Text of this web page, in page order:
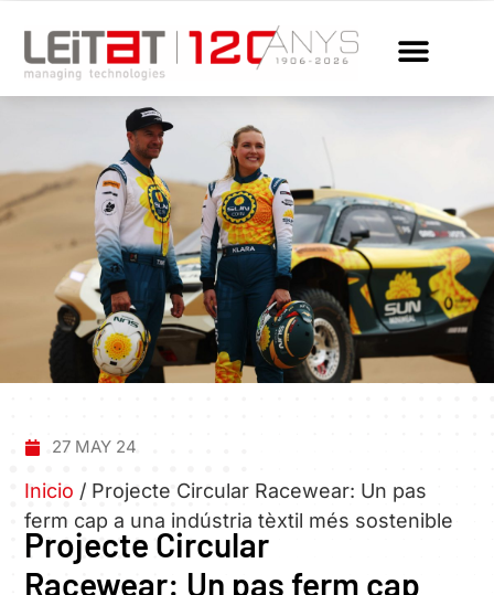
27 MAY 24
Inicio / Projecte Circular Racewear: Un pas
ferm cap a una indústria tèxtil més sostenible
Projecte Circular
Racewear: Un pas ferm cap